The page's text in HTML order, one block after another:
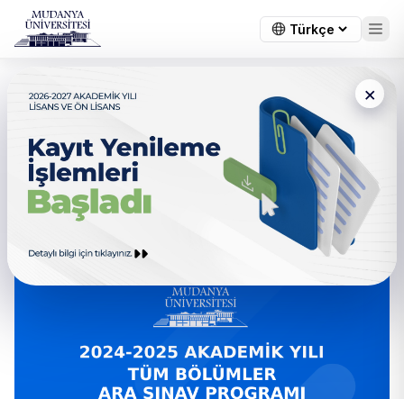
×
← Tüm duyurular
2024-2025 Akademik Yılı Tüm
Bölümler Ara Güz Dönemi
Sınav Programı